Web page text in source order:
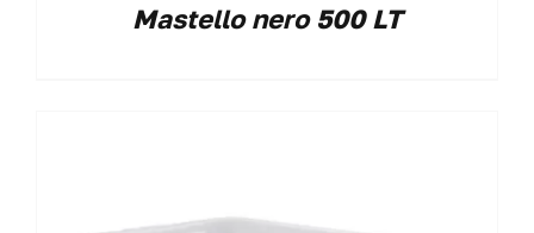
Mastello nero 500 LT